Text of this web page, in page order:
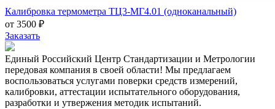
Калибровка термометра ТЦ3-МГ4.01 (одноканальный)
от 3500 ₽
Заказать
Единый Российский Центр Стандартизации и Метрологии
передовая компания в своей области! Мы предлагаем
воспользоваться услугами поверки средств измерений,
калибровки, аттестации испытательного оборудования,
разработки и утвержения методик испытаний.